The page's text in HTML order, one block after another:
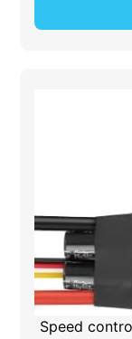
Speed